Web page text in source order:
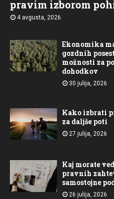
pravim izborom
4 avgusta, 2026
Ekonomika
gozdnih
možnosti za
dohodkov
30 julija, 2026
Kako izbrati
za daljše poti
27 julija, 2026
Kaj morate
pravnih
samostojne
26 julija, 2026